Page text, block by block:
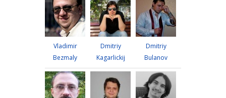
Vladimir
Bezmaly
Dmitriy
Kagarlickij
Dmitriy
Bulanov